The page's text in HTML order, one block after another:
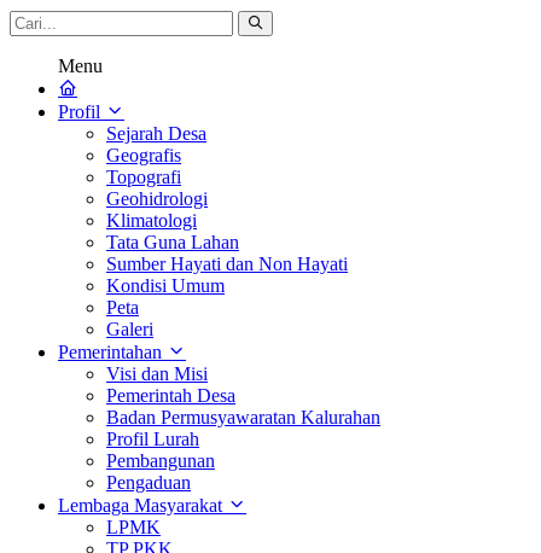
Menu
Profil
Sejarah Desa
Geografis
Topografi
Geohidrologi
Klimatologi
Tata Guna Lahan
Sumber Hayati dan Non Hayati
Kondisi Umum
Peta
Galeri
Pemerintahan
Visi dan Misi
Pemerintah Desa
Badan Permusyawaratan Kalurahan
Profil Lurah
Pembangunan
Pengaduan
Lembaga Masyarakat
LPMK
TP PKK